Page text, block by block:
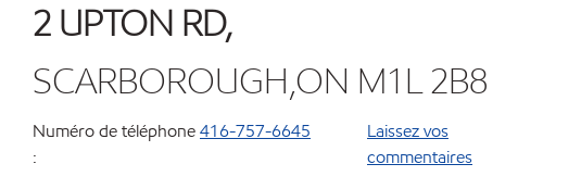
2 UPTON RD,
SCARBOROUGH,ON M1L 2B8
Numéro de téléphone
:
416-757-6645
Laissez vos
commentaires